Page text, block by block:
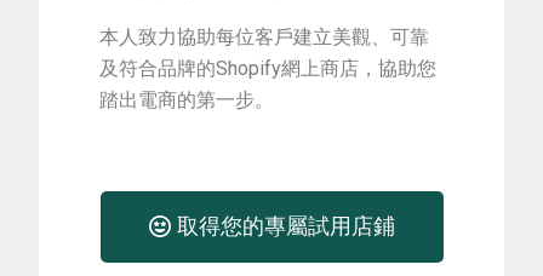
本人致力協助每位客戶建立美觀、可靠
及符合品牌的Shopify網上商店，協助您
踏出電商的第一步。
取得您的專屬試用店鋪